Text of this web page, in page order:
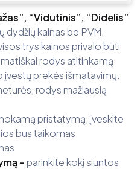
“Vidutinis”, “Didelis”
dydžių kainas be PVM.
trys kainos privalo būti
rodys atitinkamą
įvestų prekės išmatavimų.
rodys mažiausią
pristatymą, įveskite
bus taikomas
– parinkite kokį siuntos